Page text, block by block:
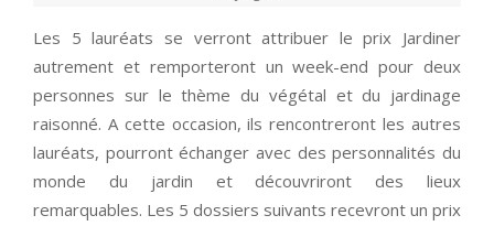
Les 5 lauréats se verront attribuer le prix Jardiner
autrement et remporteront un week-end pour deux
personnes sur le thème du végétal et du jardinage
raisonné. A cette occasion, ils rencontreront les autres
lauréats, pourront échanger avec des personnalités du
monde du jardin et découvriront des lieux
remarquables. Les 5 dossiers suivants recevront un prix